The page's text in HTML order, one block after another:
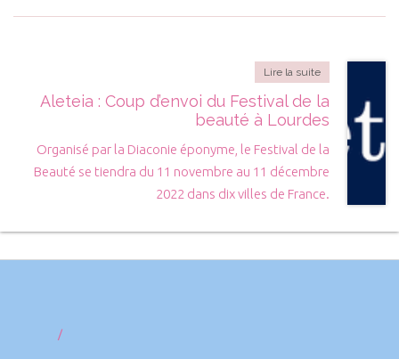
Lire la suite
Aleteia : Coup d’envoi du Festival de la
beauté à Lourdes
Organisé par la Diaconie éponyme, le Festival de la
Beauté se tiendra du 11 novembre au 11 décembre
2022 dans dix villes de France.
/